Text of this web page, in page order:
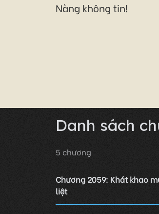
Nàng không tin!
Danh sách
5 chương
Chương 2059: Khát khao
liệt